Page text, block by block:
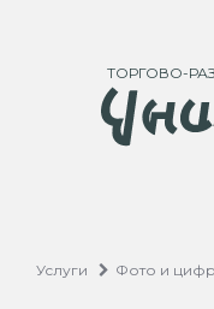
ТОРГОВО-
Услуги Фото и